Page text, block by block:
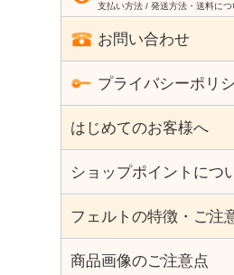
支払い方法 / 発送方法・送料に
お問い合わせ
プライバシーポリ
はじめてのお客様へ
ショップポイントにつ
フェルトの特徴・ご注
商品画像のご注意点